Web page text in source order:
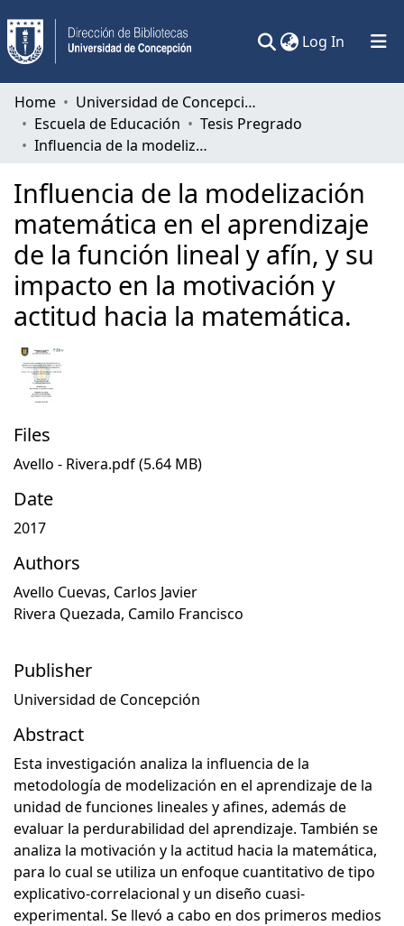
Log In (current)
Communities & Collections
All of DSpace
Home
Universidad de Concepción
Escuela de Educación
Tesis Pregrado
Influencia de la modelización matemática en el aprendizaje de la función lineal y afín, y su impacto en la motivación y actitud hacia la matemática.
Influencia de la modelización
matemática en el aprendizaje
de la función lineal y afín, y su
impacto en la motivación y
actitud hacia la matemática.
Files
Avello - Rivera.pdf(5.64 MB)
Date
2017
Authors
Avello Cuevas, Carlos Javier
Rivera Quezada, Camilo Francisco
Publisher
Universidad de Concepción
Abstract
Esta investigación analiza la influencia de la
metodología de modelización en el aprendizaje de la
unidad de funciones lineales y afines, además de
evaluar la perdurabilidad del aprendizaje. También se
analiza la motivación y la actitud hacia la matemática,
para lo cual se utiliza un enfoque cuantitativo de tipo
explicativo-correlacional y un diseño cuasi-
experimental. Se llevó a cabo en dos primeros medios